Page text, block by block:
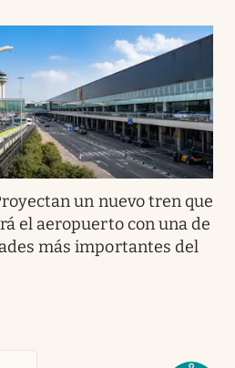
un nuevo tren que
el aeropuerto con una de
más importantes del